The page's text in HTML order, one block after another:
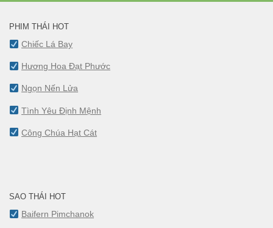
PHIM THÁI HOT
Chiếc Lá Bay
Hương Hoa Đạt Phước
Ngọn Nến Lửa
Tình Yêu Định Mệnh
Công Chúa Hạt Cát
SAO THÁI HOT
Baifern Pimchanok